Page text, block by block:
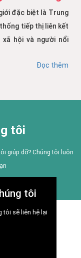
đặc biệt là Trung
tiếp thị liên kết
xã hội và người nổi
Đọc thêm
tôi
giúp đỡ? Chúng tôi luôn
tôi
tôi sẽ liên hệ lại